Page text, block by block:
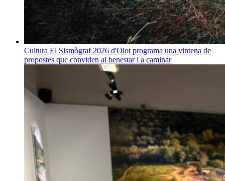
Cultura El Sismògraf 2026 d'Olot programa una vintena de
propostes que conviden al benestar i a caminar